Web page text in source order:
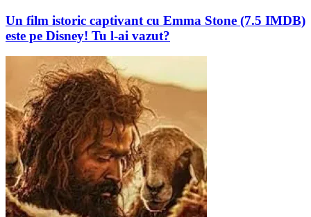
Un film istoric captivant cu Emma Stone (7.5 IMDB)
este pe Disney! Tu l-ai vazut?